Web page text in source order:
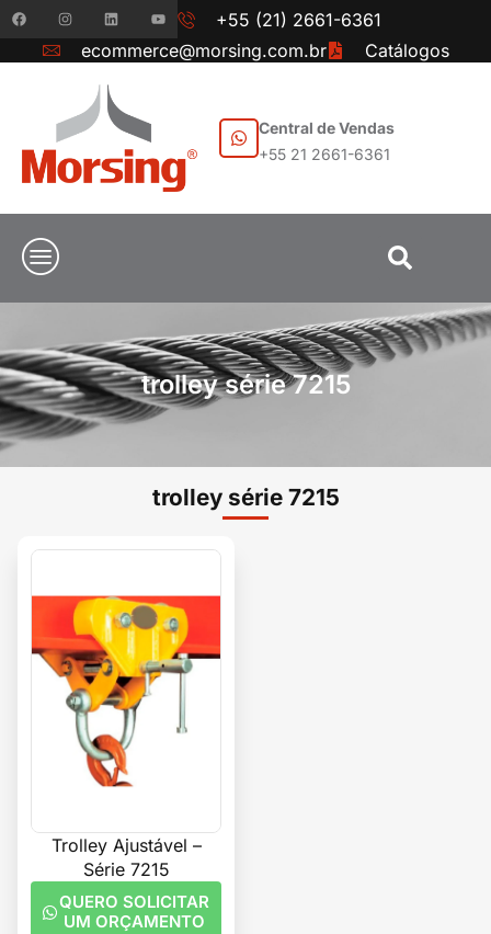
+55 (21) 2661-6361
ecommerce@morsing.com.br
Catálogos
Central de Vendas
+55 21 2661-6361
trolley série 7215
trolley série 7215
Trolley Ajustável –
Série 7215
QUERO SOLICITAR
UM ORÇAMENTO